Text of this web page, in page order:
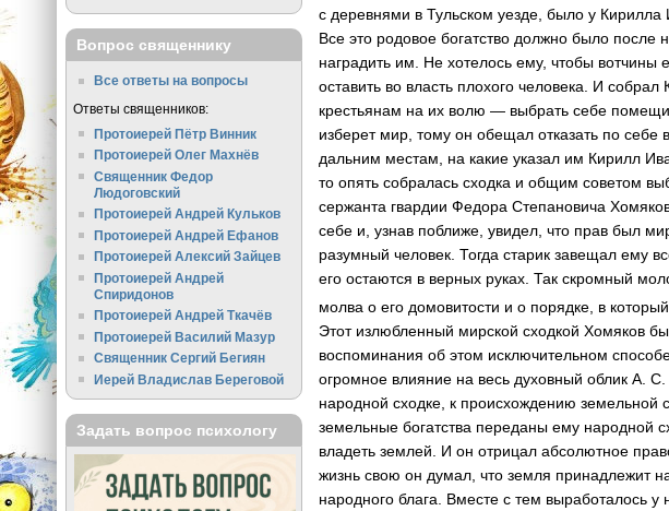
с деревнями в Тульском уезде, было у
Все это родовое богатство должно было после
наградить им. Не хотелось ему, чтобы вотчины
оставить во власть плохого человека. И
крестьянам на их волю — выбрать себе
изберет мир, тому он обещал отказать по себе
дальним местам, на какие указал им Кирилл
то опять собралась сходка и общим советом
сержанта гвардии Федора Степановича
себе и, узнав поближе, увидел, что прав был
разумный человек. Тогда старик завещал ему
его остаются в верных руках. Так скромный
молва о его домовитости и о порядке, в
Этот излюбленный мирской сходкой Хомяков
воспоминания об этом исключительном
огромное влияние на весь духовный облик А.
народной сходке, к происхождению земельной
земельные богатства переданы ему народной
владеть землей. И он отрицал абсолютное
жизнь свою он думал, что земля принадлежит
народного блага. Вместе с тем выработалось
Вопрос священнику
Все ответы на вопросы
Ответы священников:
Протоиерей Пётр Винник
Протоиерей Олег Махнёв
Священник Федор
Людоговский
Протоиерей Андрей Кульков
Протоиерей Андрей Ефанов
Протоиерей Алексий Зайцев
Протоиерей Андрей
Спиридонов
Протоиерей Андрей Ткачёв
Протоиерей Василий Мазур
Священник Сергий Бегиян
Иерей Владислав Береговой
Задать вопрос психологу